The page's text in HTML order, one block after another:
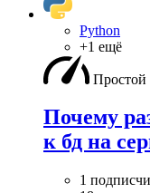
Python
+1 ещё
Простой
Почему
к бд на
1